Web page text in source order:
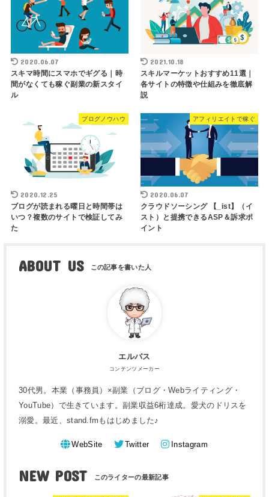
2020.06.07
スキマ時間にスマホでギグる｜時
間がなくても稼ぐ副業の新スタイ
ル
2021.10.18
スキルマーケットおすすめ11選｜
各サイトの特徴や仕組みを徹底解
説
ブログノウハウ
2020.12.25
ブログが読まれる曜日と時間帯は
いつ？複数のサイトで検証してみ
た
アフィリエイトで稼ぐ
2020.06.07
クラウドソーシング 【_ist】（イ
スト）と提携できるASP＆訴求ポ
イント
ABOUT US
エルバス
コンテンツメーカー
30代男。本業（事務員）×副業（ブログ・Webライティング・
YouTube）で生きています。副業収益6桁達成。愛犬のドリスを
溺愛。最近、stand.fmもはじめました♪
WebSite Twitter Instagram
NEW POST